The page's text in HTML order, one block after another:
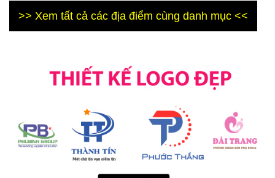
>> Xem tất cả các địa điểm cùng danh mục <<